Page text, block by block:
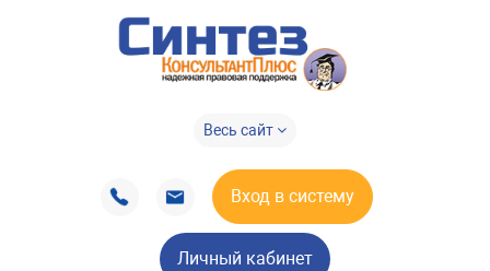
Весь сайт
Вход в систему
Личный кабинет